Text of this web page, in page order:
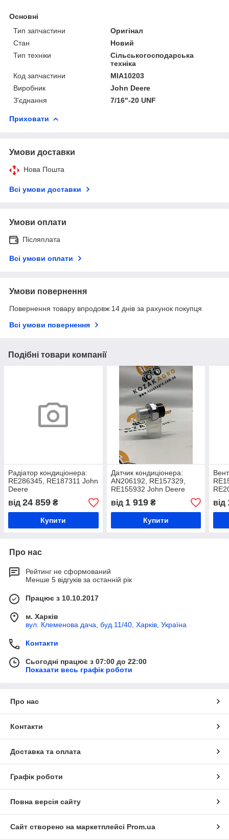
Основні
Тип запчастини
Оригінал
Стан
Новий
Тип техніки
Сільськогосподарська
техніка
Код запчастини
MIA10203
Виробник
John Deere
З'єднання
7/16"-20 UNF
Приховати
Умови доставки
Нова Пошта
Всі умови доставки
Умови оплати
Післяплата
Всі умови оплати
Умови повернення
Повернення товару впродовж 14 днів за рахунок покупця
Всі умови повернення
Подібні товари компанії
Радіатор кондиціонера:
RE286345, RE187311 John
Deere
від 24 859 ₴
Купити
Датчик кондиціонера:
AN206192, RE157329,
RE155932 John Deere
від 1 919₴
Купити
від
Про нас
Рейтинг не сформований
Менше 5 відгуків за останній рік
Працює з 10.10.2017
м. Харків
вул. Клеменова дача, буд.11/40, Харків, Україна
Контакти
Сьогодні працює з 07:00 до 22:00
Показати весь графік роботи
Про нас
Контакти
Доставка та оплата
Графік роботи
Повна версія сайту
Сайт створено на маркетплейсі Prom.ua